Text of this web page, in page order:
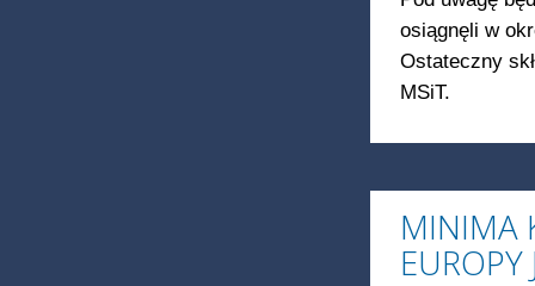
osiągnęli w
Ostateczny
MSiT.
MINIMA